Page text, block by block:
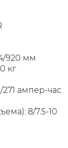
920 мм
кг
ампер-час
8/7.5-10